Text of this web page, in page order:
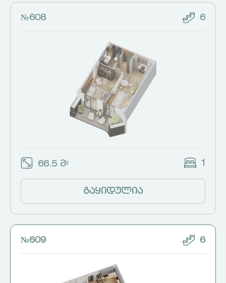
№608 6
66.5 მ² 1
გაყიდულია
№609 6